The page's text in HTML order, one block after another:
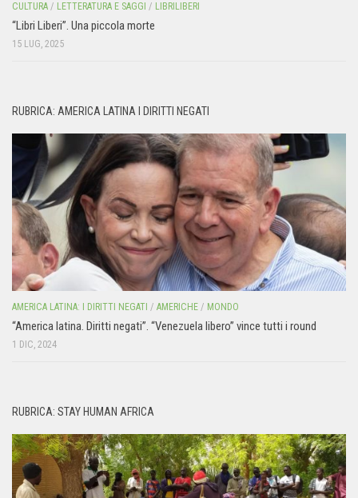
CULTURA / LETTERATURA E SAGGI / LIBRILIBERI
“Libri Liberi”. Una piccola morte
15 LUG, 2025
RUBRICA: AMERICA LATINA I DIRITTI NEGATI
AMERICA LATINA: I DIRITTI NEGATI / AMERICHE / MONDO
“America latina. Diritti negati”. “Venezuela libero” vince tutti i round
1 DIC, 2024
RUBRICA: STAY HUMAN AFRICA